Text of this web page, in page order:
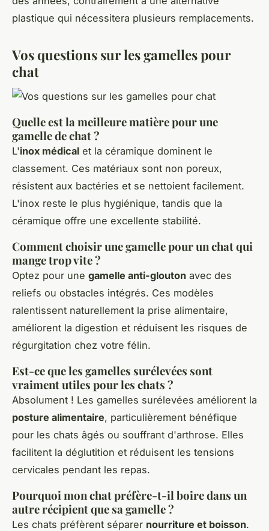
plastique qui nécessitera plusieurs remplacements.
Vos questions sur les gamelles pour
chat
Quelle est la meilleure matière pour une
gamelle de chat ?
L'inox médical et la céramique dominent le
classement. Ces matériaux sont non poreux,
résistent aux bactéries et se nettoient facilement.
L'inox reste le plus hygiénique, tandis que la
céramique offre une excellente stabilité.
Comment choisir une gamelle pour un chat qui
mange trop vite ?
Optez pour une gamelle anti-glouton avec des
reliefs ou obstacles intégrés. Ces modèles
ralentissent naturellement la prise alimentaire,
améliorent la digestion et réduisent les risques de
régurgitation chez votre félin.
Est-ce que les gamelles surélevées sont
vraiment utiles pour les chats ?
Absolument ! Les gamelles surélevées améliorent la
posture alimentaire, particulièrement bénéfique
pour les chats âgés ou souffrant d'arthrose. Elles
facilitent la déglutition et réduisent les tensions
cervicales pendant les repas.
Pourquoi mon chat préfère-t-il boire dans un
autre récipient que sa gamelle ?
Les chats préfèrent séparer nourriture et boisson.